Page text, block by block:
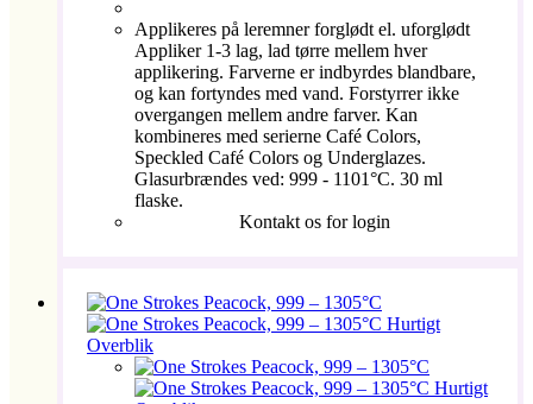
Applikeres på leremner forglødt el. uforglødt
Appliker 1-3 lag, lad tørre mellem hver
applikering. Farverne er indbyrdes blandbare,
og kan fortyndes med vand. Forstyrrer ikke
overgangen mellem andre farver. Kan
kombineres med serierne Café Colors,
Speckled Café Colors og Underglazes.
Glasurbrændes ved: 999 - 1101°C. 30 ml
flaske.
Kontakt os for login
Hurtigt
Overblik
Hurtigt